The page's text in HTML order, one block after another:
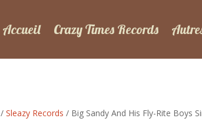
Accueil Crazy Times Records
/Sleazy Records / Big Sandy And His Fly-Rite Boys